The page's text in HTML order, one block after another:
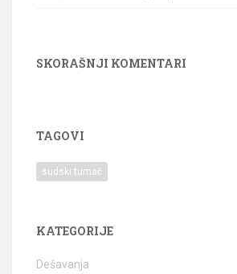
SKORAŠNJI KOMENTARI
TAGOVI
sudski tumač
KATEGORIJE
Dešavanja